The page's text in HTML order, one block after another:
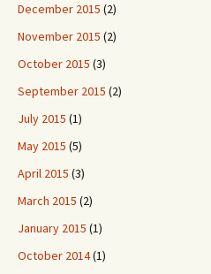
December 2015 (2)
November 2015 (2)
October 2015 (3)
September 2015 (2)
July 2015 (1)
May 2015 (5)
April 2015 (3)
March 2015 (2)
January 2015 (1)
October 2014(1)